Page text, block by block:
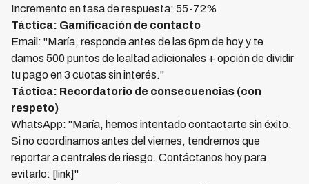
Incremento en tasa de respuesta: 55-72%
Táctica: Gamificación de contacto
Email: "María, responde antes de las 6pm de hoy y te
damos 500 puntos de lealtad adicionales + opción de dividir
tu pago en 3 cuotas sin interés."
Táctica: Recordatorio de consecuencias (con
respeto)
WhatsApp: "María, hemos intentado contactarte sin éxito.
Si no coordinamos antes del viernes, tendremos que
reportar a centrales de riesgo. Contáctanos hoy para
evitarlo: [link]"